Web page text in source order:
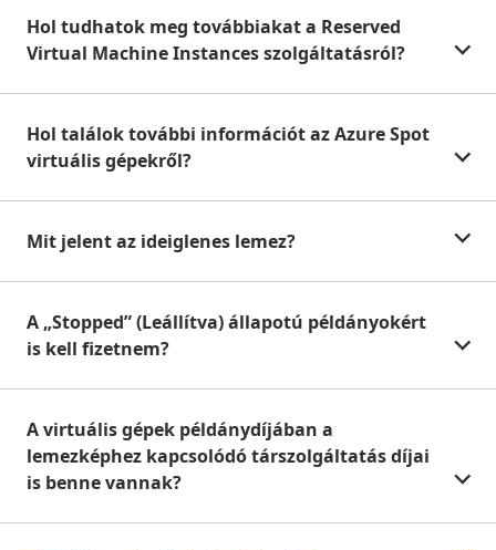
Hol tudhatok meg továbbiakat a Reserved
Virtual Machine Instances szolgáltatásról?
Hol találok további információt az Azure Spot
virtuális gépekről?
Mit jelent az ideiglenes lemez?
A „Stopped” (Leállítva) állapotú példányokért
is kell fizetnem?
A virtuális gépek példánydíjában a
lemezképhez kapcsolódó társzolgáltatás díjai
is benne vannak?